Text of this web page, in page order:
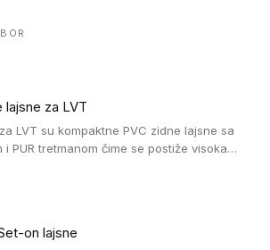
lajsne za LVT
LVT su kompaktne PVC zidne lajsne sa
i PUR tretmanom čime se postiže visoka
on lajsne